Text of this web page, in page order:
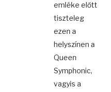
emléke előtt
tiszteleg
ezen a
helyszínen a
Queen
Symphonic,
vagyis a